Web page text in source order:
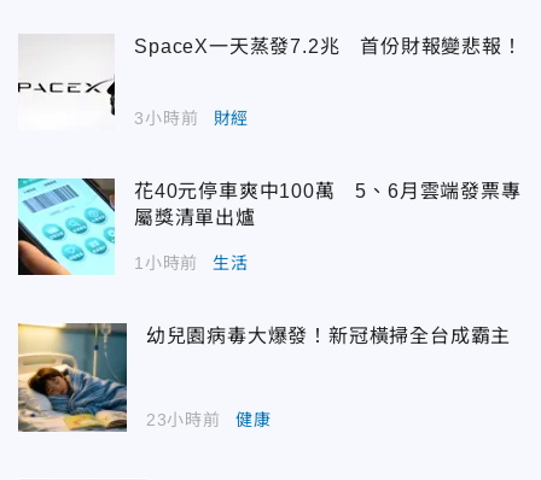
SpaceX一天蒸發7.2兆 首份財報變悲報！
3小時前 財經
花40元停車爽中100萬 5、6月雲端發票專
屬獎清單出爐
1小時前 生活
幼兒園病毒大爆發！新冠橫掃全台成霸主
23小時前 健康